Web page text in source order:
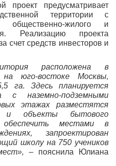
проект предусматривает
территории с
общественно-жилого и
Реализацию проекта
счет средств инвесторов и
расположена в
на юго-востоке Москвы,
га.
Здесь планируется
наземно-подземными
этажах разместятся
и объекты бытового
местами в
запроектирован
школу на 750 учеников
– пояснила Юлиана